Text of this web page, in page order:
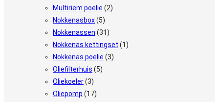
Multiriem poelie (2)
Nokkenasbox(5)
Nokkenassen (31)
Nokkenas kettingset (1)
Nokkenas poelie (3)
Oliefilterhuis (5)
Oliekoeler(3)
Oliepomp (17)